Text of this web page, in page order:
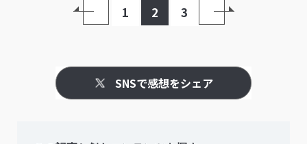
1 2 3
SNSで感想をシェア